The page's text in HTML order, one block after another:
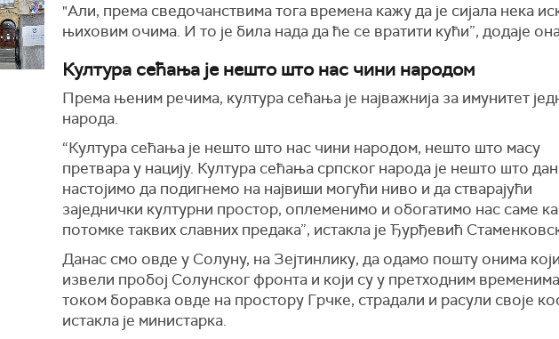
"Али, према сведочанствима тога времена кажу да је сијала нека
њиховим очима. И то је била нада да ће се вратити кући”, додаје
Култура сећања је нешто што нас чини народом
Према њеним речима, култура сећања је најважнија за имунитет
народа.
“Култура сећања је нешто што нас чини народом, нешто што масу
претвара у нацију. Култура сећања српског народа је нешто што
настојимо да подигнемо на највиши могући ниво и да стварајући
заједнички културни простор, оплеменимо и обогатимо нас саме
потомке таквих славних предака”, истакла је Ђурђевић
Данас смо овде у Солуну, на Зејтинлику, да одамо пошту онима
извели пробој Солунског фронта и који су у претходним
током боравка овде на простору Грчке, страдали и расули своје
истакла је министарка.